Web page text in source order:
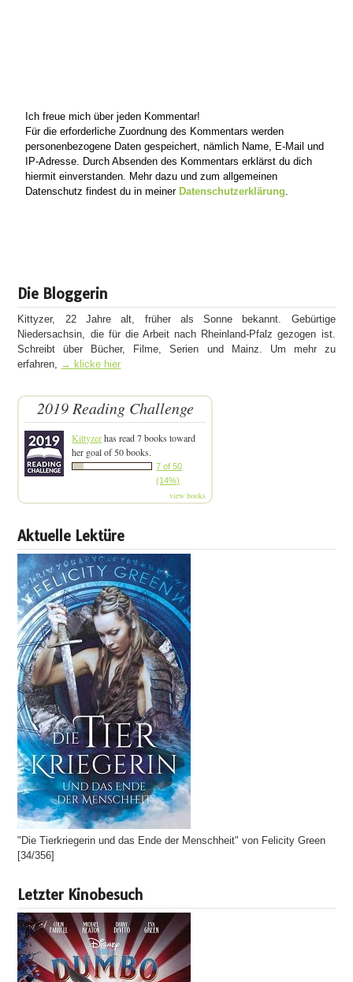
Ich freue mich über jeden Kommentar!
Für die erforderliche Zuordnung des Kommentars werden
personenbezogene Daten gespeichert, nämlich Name, E-Mail und
IP-Adresse. Durch Absenden des Kommentars erklärst du dich
hiermit einverstanden. Mehr dazu und zum allgemeinen
Datenschutz findest du in meiner Datenschutzerklärung
Die Bloggerin
Kittyzer, 22 Jahre alt, früher als Sonne bekannt. Gebürtige
Niedersachsin, die für die Arbeit nach Rheinland-Pfalz gezogen ist.
Schreibt über Bücher, Filme, Serien und Mainz. Um mehr zu
erfahren,
→ klicke hier
2019 Reading Challenge
Kittyzerhas read 7 books toward
her goal of 50 books.
7 of 50
(14%)
view books
Aktuelle Lektüre
"Die Tierkriegerin und das Ende der Menschheit" von Felicity Green
[34/356]
Letzter Kinobesuch